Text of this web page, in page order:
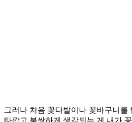
그러나 처음 꽃다발이나 꽃바구니